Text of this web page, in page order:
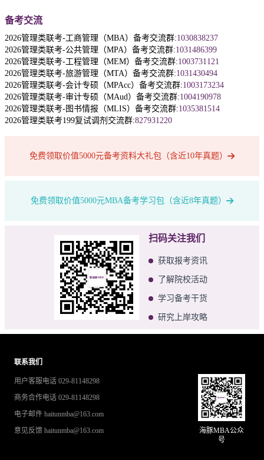
备考交流
2026管理类联考-工商管理（MBA）备考交流群:1030838237
2026管理类联考-公共管理（MPA）备考交流群:1031486399
2026管理类联考-工程管理（MEM）备考交流群:1003731121
2026管理类联考-旅游管理（MTA）备考交流群:1031430494
2026管理类联考-会计专硕（MPAcc）备考交流群:1003173234
2026管理类联考-审计专硕（MAud）备考交流群:1004190978
2026管理类联考-图书情报（MLIS）备考交流群:1035381514
2026管理类联考199复试调剂交流群:827931220
免费领取价值5000元备考资料大礼包（含近10年真题）
免费领取价值5000元MBA备考学习包（含近8年真题）
扫码关注我们
获取报考资讯
了解院校活动
学习备考干货
研究上岸攻略
联系我们
用户客服电话 029-81148298
商务合作电话 029-81148298
电子邮件 haitunmba@163.com
意见反馈 haitunmba@163.com
海豚MBA公众
号